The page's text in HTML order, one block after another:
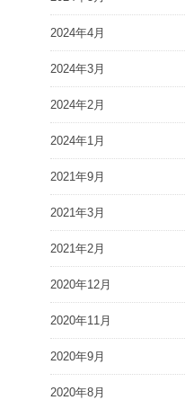
2024年4月
2024年3月
2024年2月
2024年1月
2021年9月
2021年3月
2021年2月
2020年12月
2020年11月
2020年9月
2020年8月